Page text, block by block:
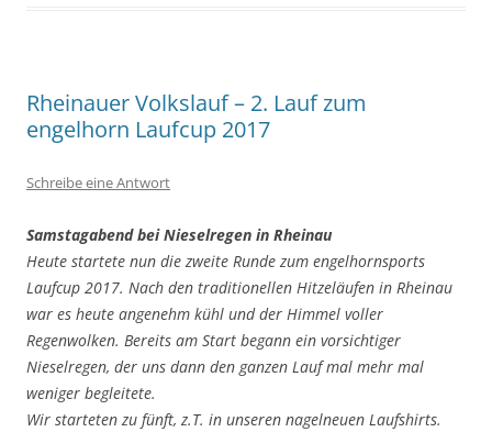
Rheinauer Volkslauf – 2. Lauf zum
engelhorn Laufcup 2017
Schreibe eine Antwort
Samstagabend bei Nieselregen in Rheinau
Heute startete nun die zweite Runde zum engelhornsports
Laufcup 2017. Nach den traditionellen Hitzeläufen in Rheinau
war es heute angenehm kühl und der Himmel voller
Regenwolken. Bereits am Start begann ein vorsichtiger
Nieselregen, der uns dann den ganzen Lauf mal mehr mal
weniger begleitete.
Wir starteten zu fünft, z.T. in unseren nagelneuen Laufshirts.